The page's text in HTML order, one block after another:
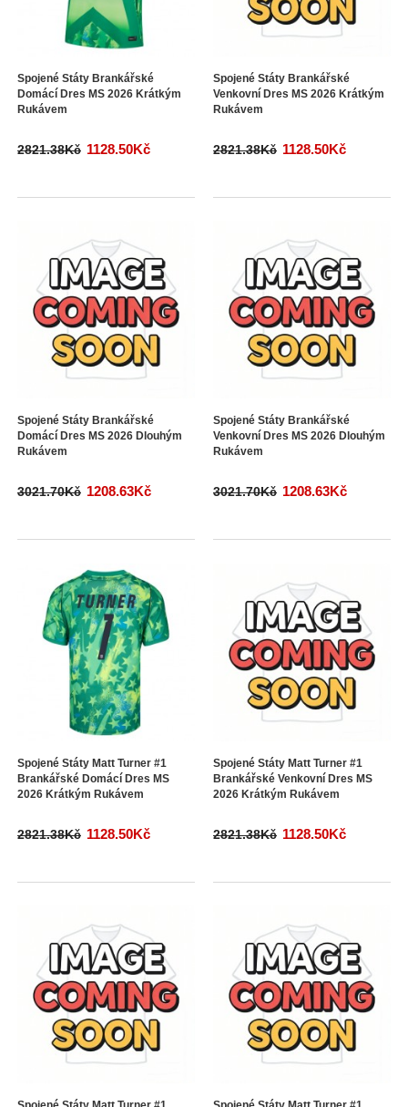
Spojené Státy Brankářské
Domácí Dres MS 2026 Krátkým
Rukávem
2821.38Kč 1128.50Kč
Spojené Státy Brankářské
Venkovní Dres MS 2026 Krátkým
Rukávem
2821.38Kč 1128.50Kč
Spojené Státy Brankářské
Domácí Dres MS 2026 Dlouhým
Rukávem
3021.70Kč 1208.63Kč
Spojené Státy Brankářské
Venkovní Dres MS 2026 Dlouhým
Rukávem
3021.70Kč 1208.63Kč
Spojené Státy Matt Turner #1
Brankářské Domácí Dres MS
2026 Krátkým Rukávem
2821.38Kč 1128.50Kč
Spojené Státy Matt Turner #1
Brankářské Venkovní Dres MS
2026 Krátkým Rukávem
2821.38Kč 1128.50Kč